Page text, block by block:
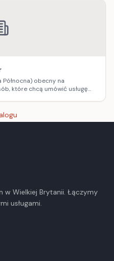
obecny na
które chcą umówić usługę
w Wielkiej Brytanii. Łączymy
usługami.